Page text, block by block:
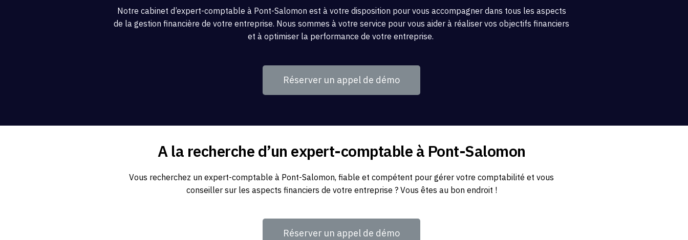
Notre cabinet d’expert-comptable à Pont-Salomon est à votre disposition pour vous accompagner dans tous les aspects
de la gestion financière de votre entreprise. Nous sommes à votre service pour vous aider à réaliser vos objectifs financiers
et à optimiser la performance de votre entreprise.
Réserver un appel de démo
A la recherche d’un expert-comptable à Pont-Salomon
Vous recherchez un expert-comptable à Pont-Salomon, fiable et compétent pour gérer votre comptabilité et vous
conseiller sur les aspects financiers de votre entreprise ? Vous êtes au bon endroit !
Réserver un appel de démo